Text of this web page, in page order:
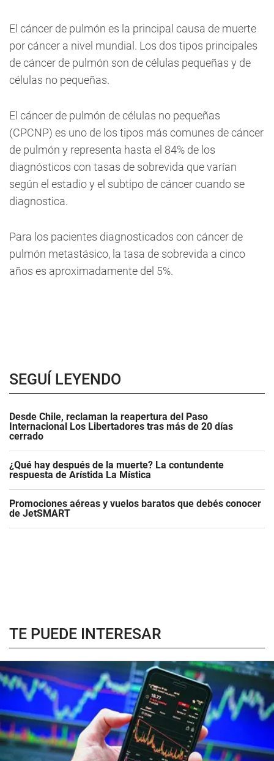
El cáncer de pulmón es la principal causa de muerte
por cáncer a nivel mundial. Los dos tipos principales
de cáncer de pulmón son de células pequeñas y de
células no pequeñas.
El cáncer de pulmón de células no pequeñas
(CPCNP) es uno de los tipos más comunes de cáncer
de pulmón y representa hasta el 84% de los
diagnósticos con tasas de sobrevida que varían
según el estadio y el subtipo de cáncer cuando se
diagnostica.
Para los pacientes diagnosticados con cáncer de
pulmón metastásico, la tasa de sobrevida a cinco
años es aproximadamente del 5%.
SEGUÍ LEYENDO
Desde Chile, reclaman la reapertura del Paso
Internacional Los Libertadores tras más de 20 días
cerrado
¿Qué hay después de la muerte? La contundente
respuesta de Arístida La Mística
Promociones aéreas y vuelos baratos que debés conocer
de JetSMART
TE PUEDE INTERESAR